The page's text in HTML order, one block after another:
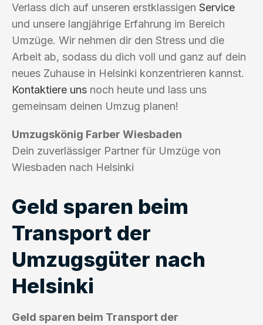
Verlass dich auf unseren erstklassigen Service
und unsere langjährige Erfahrung im Bereich
Umzüge. Wir nehmen dir den Stress und die
Arbeit ab, sodass du dich voll und ganz auf dein
neues Zuhause in Helsinki konzentrieren kannst.
Kontaktiere uns noch heute und lass uns
gemeinsam deinen Umzug planen!
Umzugskönig Farber Wiesbaden
Dein zuverlässiger Partner für Umzüge von
Wiesbaden nach Helsinki
Geld sparen beim
Transport der
Umzugsgüter nach
Helsinki
Geld sparen beim Transport der